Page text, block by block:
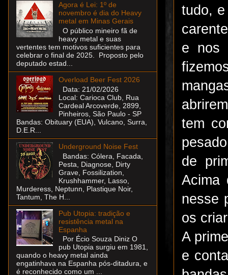
tudo,
e nos
tem
de
Acima
nesse
os
A
e
Agora é Lei: 1º de
novembro é dia do Heavy
metal em Minas Gerais
O público mineiro fã de
heavy metal e suas
vertentes tem motivos suficientes para
celebrar o final de 2025. Proposto pelo
deputado estad...
Overload Beer Fest 2026
Data: 21/02/2026
Local: Carioca Club, Rua
Cardeal Arcoverde, 2899,
Pinheiros, São Paulo - SP
Bandas: Obituary (EUA), Vulcano, Surra,
D.E.R...
Underground Noise Fest
Bandas: Cólera, Facada,
Pesta, Diagnose, Dirty
Grave, Fossilization,
Krushhammer, Lasso,
Murderess, Neptunn, Plastique Noir,
Tantum, The H...
Pub Utopia: tradição e
resistência metal na
Espanha
Por Écio Souza Diniz O
pub Utopia surgiu em 1981,
quando o heavy metal ainda
engatinhava na Espanha pós-ditadura, e
é reconhecido como um ...